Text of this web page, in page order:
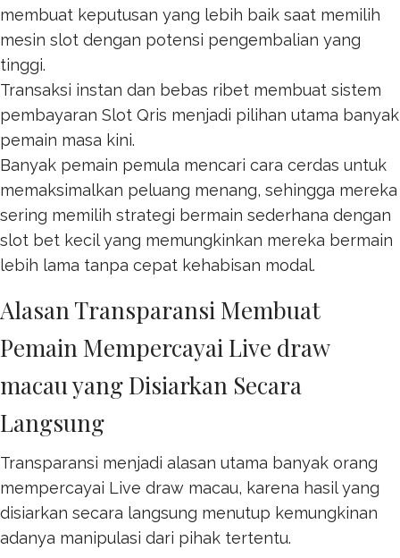
membuat keputusan yang lebih baik saat memilih
mesin slot dengan potensi pengembalian yang
tinggi.
Transaksi instan dan bebas ribet membuat sistem
pembayaran Slot Qris menjadi pilihan utama banyak
pemain masa kini.
Banyak pemain pemula mencari cara cerdas untuk
memaksimalkan peluang menang, sehingga mereka
sering memilih strategi bermain sederhana dengan
slot bet kecilyang memungkinkan mereka bermain
lebih lama tanpa cepat kehabisan modal.
Alasan Transparansi Membuat
Pemain Mempercayai Live draw
macau yang Disiarkan Secara
Langsung
Transparansi menjadi alasan utama banyak orang
mempercayai Live draw macau, karena hasil yang
disiarkan secara langsung menutup kemungkinan
adanya manipulasi dari pihak tertentu.